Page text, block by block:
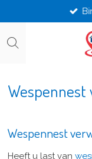
direct
naar
Wespennest
Wespennest
Heeft u last van